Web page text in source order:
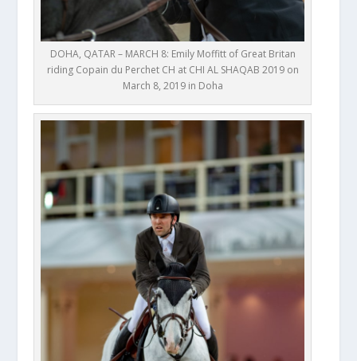
DOHA, QATAR – MARCH 8: Emily Moffitt of Great Britan
riding Copain du Perchet CH at CHI AL SHAQAB 2019 on
March 8, 2019 in Doha